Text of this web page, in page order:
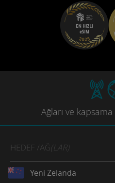
Ağları ve kapsama
HEDEF /AĞ(LAR)
Yeni Zelanda